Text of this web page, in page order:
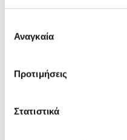
συγκατάθεσης
Αναγκαία
Προτιμήσεις
Στατιστικά
"Είναι μεγάλη
αποστολή εξερεύνησης
μέσα από τη δημιουργία
οχήματος, καθώς με τον
από την κατασκευή